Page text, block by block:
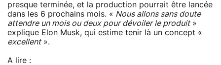
presque terminée, et la production pourrait être lancée
dans les 6 prochains mois. « Nous allons sans doute
attendre un mois ou deux pour dévoiler le produit»
explique Elon Musk, qui estime tenir là un concept «
excellent».
A lire :